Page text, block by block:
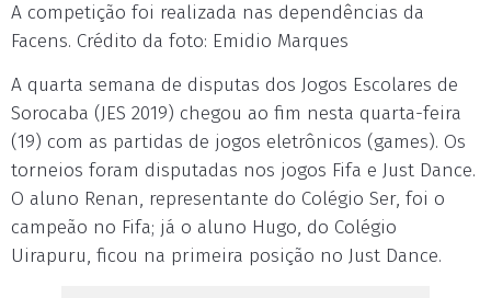
A competição foi realizada nas dependências da
Facens. Crédito da foto: Emidio Marques
A quarta semana de disputas dos Jogos Escolares de
Sorocaba (JES 2019) chegou ao fim nesta quarta-feira
(19) com as partidas de jogos eletrônicos (games). Os
torneios foram disputadas nos jogos Fifa e Just Dance.
O aluno Renan, representante do Colégio Ser, foi o
campeão no Fifa; já o aluno Hugo, do Colégio
Uirapuru, ficou na primeira posição no Just Dance.